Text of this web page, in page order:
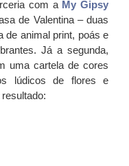
com a My Gipsy
de Valentina – duas
de animal print, poás e
Já a segunda,
uma cartela de cores
lúdicos de flores e